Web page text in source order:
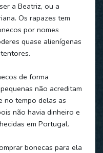
a Beatriz, ou a
Os rapazes tem
por nomes
quase alienígenas
de forma
não acreditam
no tempo delas as
não havia dinheiro e
em Portugal.
bonecas para ela